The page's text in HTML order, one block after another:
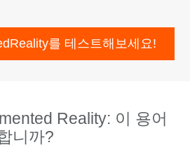
를 테스트해보세요!
Reality: 이 용어
니까?